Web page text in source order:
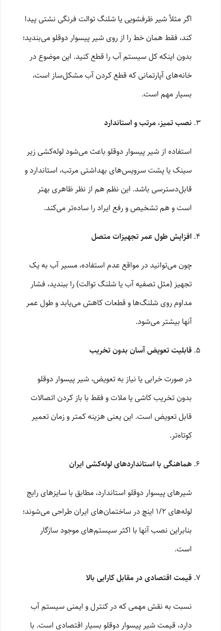
اگر مثلاً شیر ظرفشویی یا شلنگ توالت فرنگی نشتی پیدا
کند، فقط همان خط را از روی شیر پیسوار دوقلو می‌بندید؛
بدون اینکه کل سیستم آب را قطع کنید. این موضوع در
خانه‌های آپارتمانی که قطع کردن آب مشکل‌ساز است،
بسیار مهم است.
نصب تمیز، مرتب و استاندارد
استفاده از شیر پیسوار دوقلو باعث می‌شود لوله‌کشی زیر
سینک یا پشت سرویس‌های بهداشتی مرتب، استاندارد و
قابل‌دسترسی باشد. این نظم هم از نظر ظاهری بهتر
است و هم تشخیص و رفع ایراد را ساده‌تر می‌کند.
افزایش طول عمر تجهیزات متصل
چون می‌توانید در مواقع عدم استفاده، مسیر آب به یک
تجهیز (مثل تصفیه آب یا شلنگ توالت) را ببندید، فشار
مداوم روی شلنگ‌ها و قطعات کاهش می‌یابد و طول عمر
آنها بیشتر می‌شود.
قابلیت تعویض آسان بدون تخریب
در صورت خرابی یا نیاز به تعویض، شیر پیسوار دوقلو
بدون تخریب کاشی یا ملات و فقط با باز کردن اتصالات
قابل تعویض است. این یعنی هزینه کمتر و زمان تعمیر
کوتاه‌تر.
هماهنگی با استانداردهای لوله‌کشی ایران
شیرهای پیسوار دوقلو استاندارد، مطابق با سایزهای رایج
لوله‌های ۱/۲ اینچ در ساختمان‌های ایران طراحی می‌شوند؛
بنابراین نصب آنها با اکثر سیستم‌های موجود سازگار
است.
قیمت اقتصادی در مقابل کارایی بالا
نسبت به نقش مهمی که در کنترل و ایمنی سیستم آب
دارد، قیمت شیر پیسوار دوقلو بسیار اقتصادی است. با